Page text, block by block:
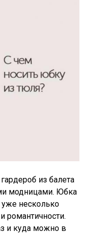
из балета
модницами. Юбка
уже несколько
романтичности.
и куда можно в